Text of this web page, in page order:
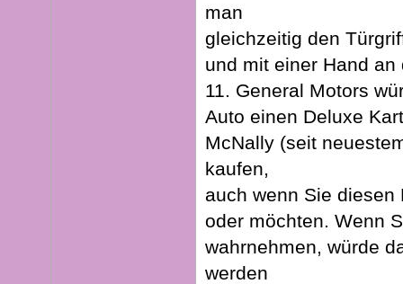
man
gleichzeitig den
und mit einer Hand
11. General Motors
Auto einen Deluxe
McNally (seit
kaufen,
auch wenn Sie
oder möchten. Wenn
wahrnehmen, würde
werden